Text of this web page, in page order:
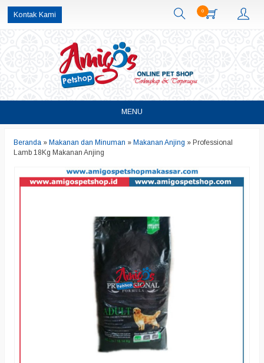
Kontak Kami 0
MENU
Beranda » Makanan dan Minuman » Makanan Anjing » Professional
Lamb 18Kg Makanan Anjing